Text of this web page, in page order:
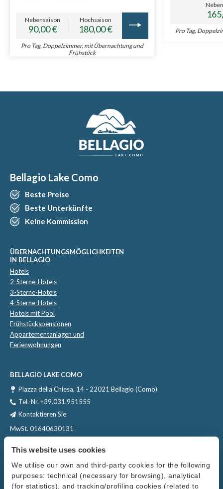
This website uses cookies
We utilise our own and third-party cookies for the following
purposes: technical (necessary for browsing), analytical
(for statistics), and tracking/profiling cookies (related to
Nebensaison
90,00 €
Hochsaison
180,00 €
Pro Tag, Doppelzimmer, mit Übernachtung und
Frühstück
Pro Tag,
Bellagio Lake Como
Beste Preise
Beste Unterkünfte
Keine Kommission
ÜBERNACHTUNGSMÖGLICHKEITEN
IN BELLAGIO
Hotels
2-Sterne-Hotels
3-Sterne-Hotels
4-Sterne-Hotels
Hotels mit Pool
Frühstückspensionen
Appartementanlagen und
Ferienwohnungen
BELLAGIO LAKE COMO
Piazza della Chiesa, 14 - 22021 Bellagio (Como)
Tel.-Nr. +39.031.951555
Kontaktieren Sie
MwSt. 01640630131